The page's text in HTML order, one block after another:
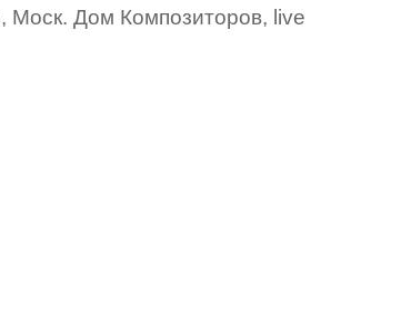
Моск. Дом Композиторов, live